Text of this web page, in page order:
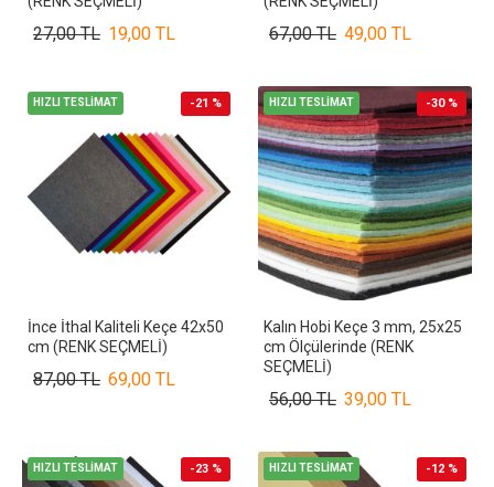
19,00 TL
27,00 TL 49,00 TL
67,00 TL
HIZLI TESLİMAT -21 %
İnce İthal Kaliteli Keçe 42x50
cm (RENK SEÇMELİ)
69,00 TL
87,00 TL
HIZLI TESLİMAT -30 %
Kalın Hobi Keçe 3 mm, 25x25
cm Ölçülerinde (RENK
SEÇMELİ)
39,00 TL
56,00 TL
HIZLI TESLİMAT -23 % HIZLI TESLİMAT -12 %